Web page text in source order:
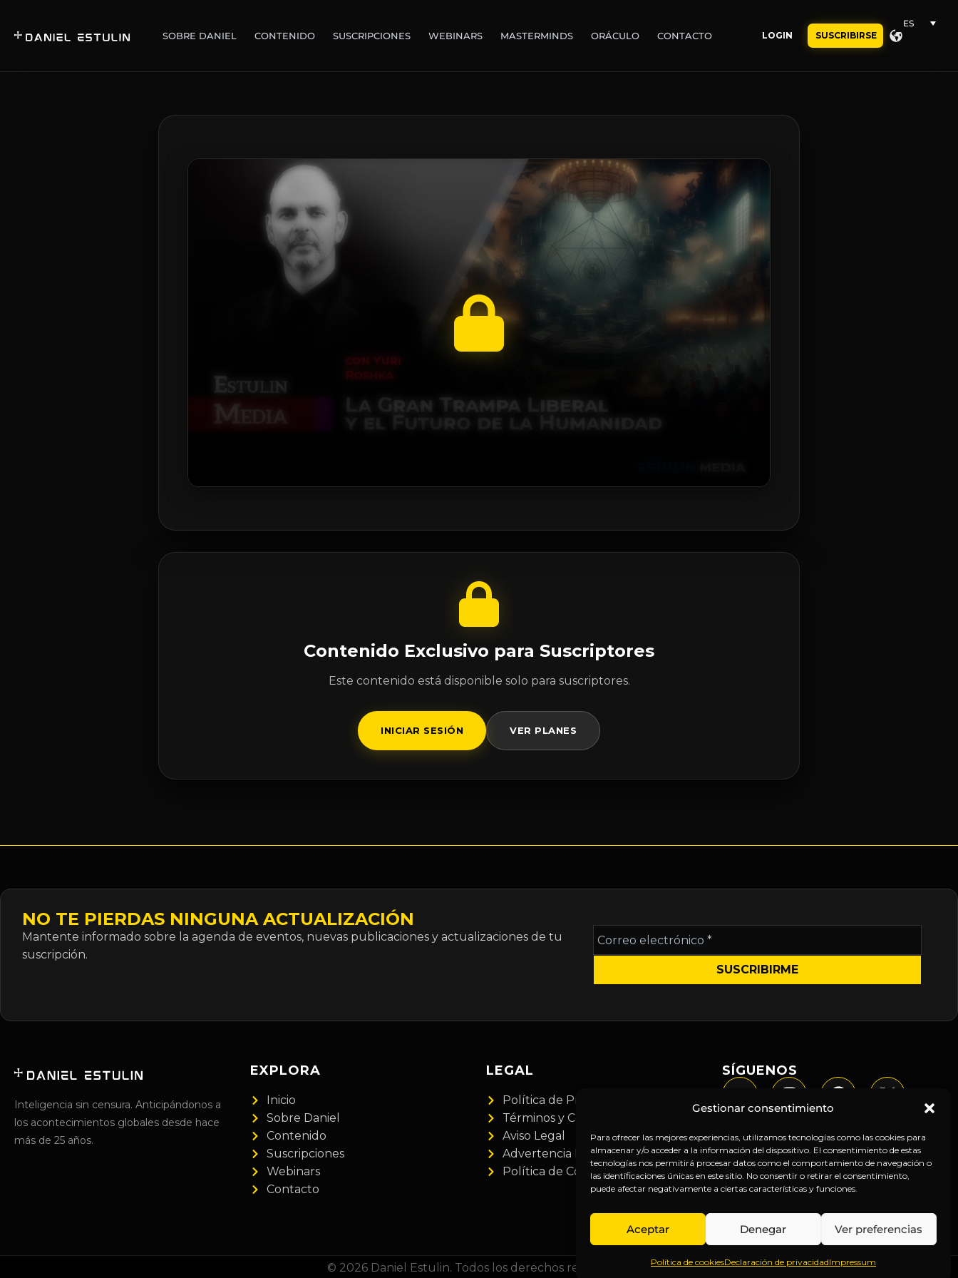
Gestionar consentimiento
Para ofrecer las mejores experiencias, utilizamos tecnologías como las cookies para
almacenar y/o acceder a la información del dispositivo. El consentimiento de estas
tecnologías nos permitirá procesar datos como el comportamiento de navegación o
las identificaciones únicas en este sitio. No consentir o retirar el consentimiento,
puede afectar negativamente a ciertas características y funciones.
Aceptar Denegar Ver preferencias
Política de cookiesDeclaración de privacidadImpressum
SOBRE DANIEL CONTENIDO SUSCRIPCIONES WEBINARS MASTERMINDS ORÁCULO CONTACTO LOGIN SUSCRIBIRSE
ES
Contenido Exclusivo para Suscriptores
Este contenido está disponible solo para suscriptores.
INICIAR SESIÓN VER PLANES
NO TE PIERDAS NINGUNA ACTUALIZACIÓN
Mantente informado sobre la agenda de eventos, nuevas publicaciones y actualizaciones de tu
suscripción.
Correo
electrónico
*
Inteligencia sin censura. Anticipándonos a
los acontecimientos globales desde hace
más de 25 años.
EXPLORA
Inicio
Sobre Daniel
Contenido
Suscripciones
Webinars
Contacto
LEGAL
Política de Privacidad
Términos y Condiciones
Aviso Legal
Advertencia Financiera
Política de Cookies
SÍGUENOS
© 2026 Daniel Estulin. Todos los derechos reservados.